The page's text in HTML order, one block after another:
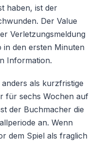
haben, ist der
Der Value
Verletzungsmeldung
in den ersten Minuten
Information.
als kurzfristige
für sechs Wochen auf
der Buchmacher die
an. Wenn
dem Spiel als fraglich